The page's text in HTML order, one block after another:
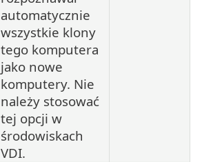
automatycznie
wszystkie klony
tego komputera
jako nowe
komputery. Nie
należy stosować
tej opcji w
środowiskach
VDI.